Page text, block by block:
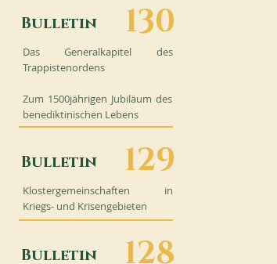
130
Bulletin
Das Generalkapitel des
Trappistenordens
Zum 1500jährigen Jubiläum des
benediktinischen Lebens
129
Bulletin
Klostergemeinschaften in
Kriegs- und Krisengebieten
128
Bulletin